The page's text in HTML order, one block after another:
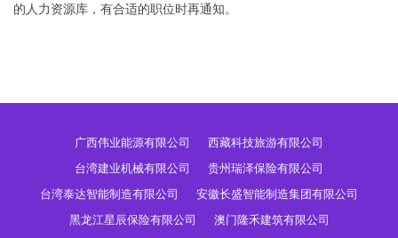
的人力资源库，有合适的职位时再通知。
广西伟业能源有限公司
西藏科技旅游有限公司
台湾建业机械有限公司
贵州瑞泽保险有限公司
台湾泰达智能制造有限公司
安徽长盛智能制造集团有限公司
黑龙江星辰保险有限公司
澳门隆禾建筑有限公司